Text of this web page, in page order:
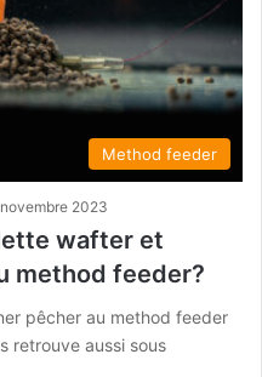
Method feeder
2023
wafter et
method feeder?
pêcher au method feeder
retrouve aussi sous